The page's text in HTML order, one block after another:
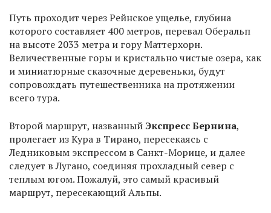
Путь проходит через Рейнское ущелье, глубина
которого составляет 400 метров, перевал Оберальп
на высоте 2033 метра и гору Маттерхорн.
Величественные горы и кристально чистые озера, как
и миниатюрные сказочные деревеньки, будут
сопровождать путешественника на протяжении
всего тура.
Второй маршрут, названный Экспресс Бернина,
пролегает из Кура в Тирано, пересекаясь с
Ледниковым экспрессом в Санкт-Морице, и далее
следует в Лугано, соединяя прохладный север с
теплым югом. Пожалуй, это самый красивый
маршрут, пересекающий Альпы.